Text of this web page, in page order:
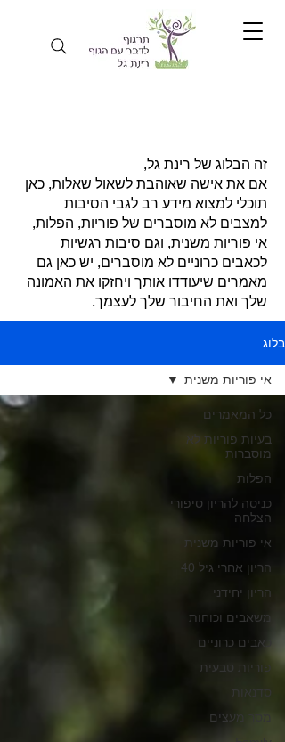
זה הבלוג של רינת גל,
אם את אישה שאוהבת לשאול שאלות, כאן
תוכלי למצוא מידע רב לגבי הסיבות
למצבים לא מוסברים של פוריות, הפלות,
אי פוריות משנית, וגם סיבות רגשיות
לכאבים כרוניים לא מוסברים, יש כאן גם
מאמרים שיעודדו אותך ויחזקו את האמונה
שלך ואת החיבור שלך לעצמך.
בלוג
כל המאמרים
בעיות פוריות לא
מוסברות
הפלות
כניסה להריון סיפורי
הצלחה
אי פוריות משנית
הריון אחרי גיל 40
הריון יחידני
משאבים וכוחות
כאבים כרוניים
פוריות טבעית
סדנאות
מסר מעצים
אי פוריות משנית